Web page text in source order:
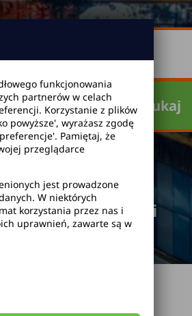
Szukaj
rezerwacji
funkcjonowania
partnerów w celach
Korzystanie z plików
powyższe', wyrażasz zgodę
Pamiętaj, że
przeglądarce
jest prowadzone
W niektórych
korzystania przez nas i
uprawnień, zawarte są w